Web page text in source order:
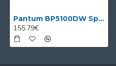
Pantum BP5100DW Spausdintuvas lazerinis nespalvotas A4 40 ppm USB Wi-Fi Ethernet LAN NFC
155.79€